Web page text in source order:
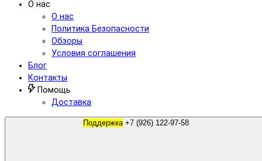
О нас
О нас
Политика Безопасности
Обзоры
Условия соглашения
Блог
Контакты
Помощь
Доставка
Поддержка +7 (926) 122-97-58